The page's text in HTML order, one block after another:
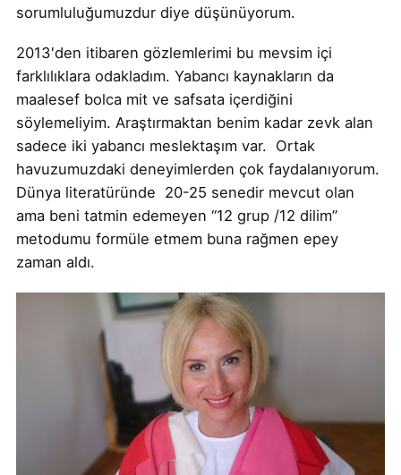
sorumluluğumuzdur diye düşünüyorum.
2013′den itibaren gözlemlerimi bu mevsim içi
farklılıklara odakladım. Yabancı kaynakların da
maalesef bolca mit ve safsata içerdiğini
söylemeliyim. Araştırmaktan benim kadar zevk alan
sadece iki yabancı meslektaşım var. Ortak
havuzumuzdaki deneyimlerden çok faydalanıyorum.
Dünya literatüründe 20-25 senedir mevcut olan
ama beni tatmin edemeyen “12 grup /12 dilim”
metodumu formüle etmem buna rağmen epey
zaman aldı.